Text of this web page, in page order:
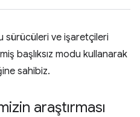
sürücüleri ve işaretçileri
başlıksız modu kullanarak
sahibiz.
araştırması